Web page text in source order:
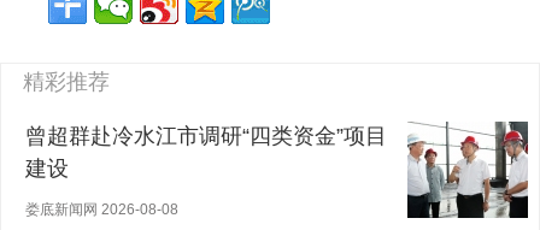
精彩推荐
曾超群赴冷水江市调研“四类资金”项目
建设
娄底新闻网 2026-08-08